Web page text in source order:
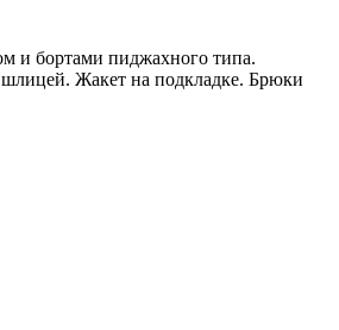
и бортами пиджаxного типа.
Жакет на подкладке. Брюки